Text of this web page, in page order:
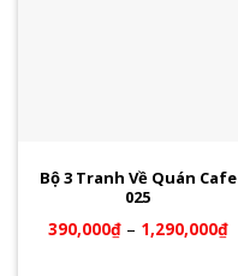
Bộ 3 Tranh Về Quán Cafe
025
390,000₫– 1,290,000₫